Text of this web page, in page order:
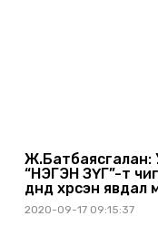
Ж.Батбаясгалан:
“НЭГЭН ЗҮГ”-т
дүнд хүрсэн
2020-09-17 09:15:37